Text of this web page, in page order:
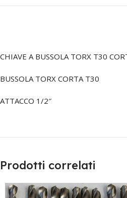
CHIAVE A BUSSOLA TORX T30
BUSSOLA TORX CORTA T30
ATTACCO 1/2″
Prodotti correlati